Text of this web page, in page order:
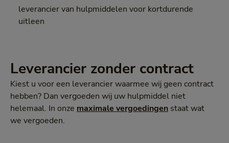
leverancier van hulpmiddelen voor kortdurende
uitleen
Leverancier zonder contract
Kiest u voor een leverancier waarmee wij geen contract
hebben? Dan vergoeden wij uw hulpmiddel niet
helemaal. In onze maximale vergoedingen staat wat
we vergoeden.